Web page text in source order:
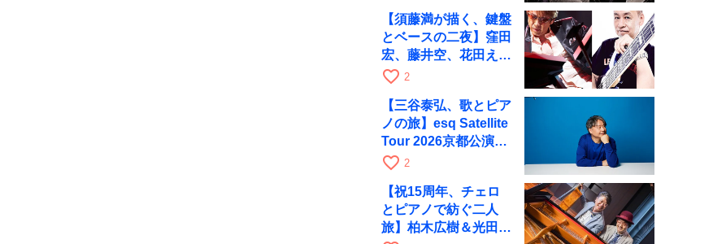
【須藤満が描く、鍵盤
とベースの二夜】窪田
宏、藤井空、花田えみ
と京都RAGで共演
favorite_border 2
【三谷泰弘、歌とピア
ノの旅】esq Satellite
Tour 2026京都公演を
10月に開催
favorite_border 2
【祝15周年、チェロ
とピアノで紡ぐ二人
旅】柏木広樹＆光田健